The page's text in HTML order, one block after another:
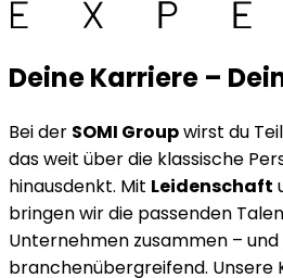
Deine Karriere –
Bei der SOMI Groupwirst du
das weit über die klassische
hinausdenkt. Mit Leidenschaft
bringen wir die passenden
Unternehmen zusammen – und
branchenübergreifend. Unsere